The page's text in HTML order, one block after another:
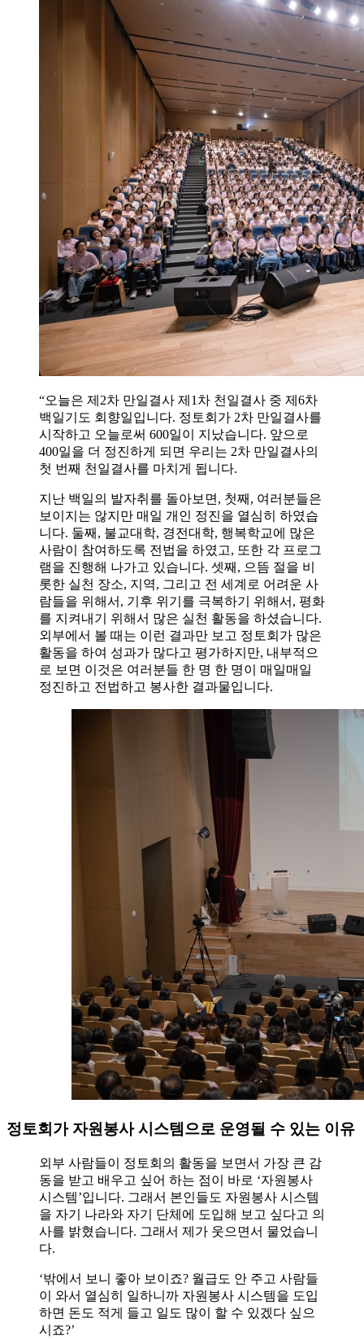
“오늘은 제2차 만일결사 제1차 천일결사 중 제6차
백일기도 회향일입니다. 정토회가 2차 만일결사를
시작하고 오늘로써 600일이 지났습니다. 앞으로
400일을 더 정진하게 되면 우리는 2차 만일결사의
첫 번째 천일결사를 마치게 됩니다.
지난 백일의 발자취를 돌아보면, 첫째, 여러분들은
보이지는 않지만 매일 개인 정진을 열심히 하였습
니다. 둘째, 불교대학, 경전대학, 행복학교에 많은
사람이 참여하도록 전법을 하였고, 또한 각 프로그
램을 진행해 나가고 있습니다. 셋째, 으뜸 절을 비
롯한 실천 장소, 지역, 그리고 전 세계로 어려운 사
람들을 위해서, 기후 위기를 극복하기 위해서, 평화
를 지켜내기 위해서 많은 실천 활동을 하셨습니다.
외부에서 볼 때는 이런 결과만 보고 정토회가 많은
활동을 하여 성과가 많다고 평가하지만, 내부적으
로 보면 이것은 여러분들 한 명 한 명이 매일매일
정진하고 전법하고 봉사한 결과물입니다.
정토회가 자원봉사 시스템으로 운영될 수 있는 이유
외부 사람들이 정토회의 활동을 보면서 가장 큰 감
동을 받고 배우고 싶어 하는 점이 바로 ‘자원봉사
시스템’입니다. 그래서 본인들도 자원봉사 시스템
을 자기 나라와 자기 단체에 도입해 보고 싶다고 의
사를 밝혔습니다. 그래서 제가 웃으면서 물었습니
다.
‘밖에서 보니 좋아 보이죠? 월급도 안 주고 사람들
이 와서 열심히 일하니까 자원봉사 시스템을 도입
하면 돈도 적게 들고 일도 많이 할 수 있겠다 싶으
시죠?’